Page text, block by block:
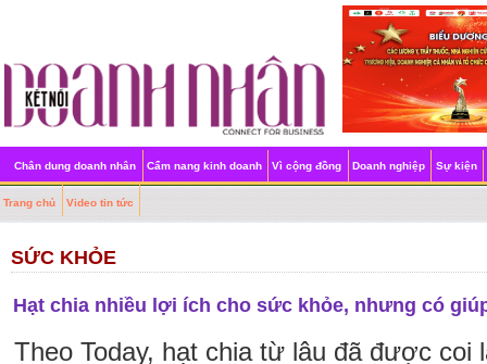
Chân dung doanh nhân Cẩm nang kinh doanh Vì cộng đồng Doanh nghiệp Sự kiện
Trang chủ Video tin tức
SỨC KHỎE
Hạt chia nhiều lợi ích cho sức khỏe, nhưng có
Theo Today, hạt chia từ lâu đã được coi